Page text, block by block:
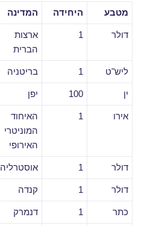
מטבע היחידה המדינה
דולר 1
ארצות
הברית
ליש"ט 1 בריטניה
ין 100 יפן
אירו 1
האיחוד
המוניטרי
האירופי
דולר 1 אוסטרליה
דולר 1 קנדה
כתר 1 דנמרק